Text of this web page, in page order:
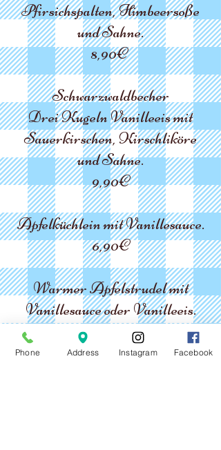
Pfirsichspalten, Himbeersoße
und Sahne.
8,90€
Schwarzwaldbecher
Drei Kugeln Vanilleeis mit
Sauerkirschen, Kirschliköre
und Sahne.
9,90€
Apfelküchlein mit Vanillesauce.
6,90€
Warmer Apfelstrudel mit
Vanillesauce oder Vanilleeis.
Phone Address Instagram Facebook